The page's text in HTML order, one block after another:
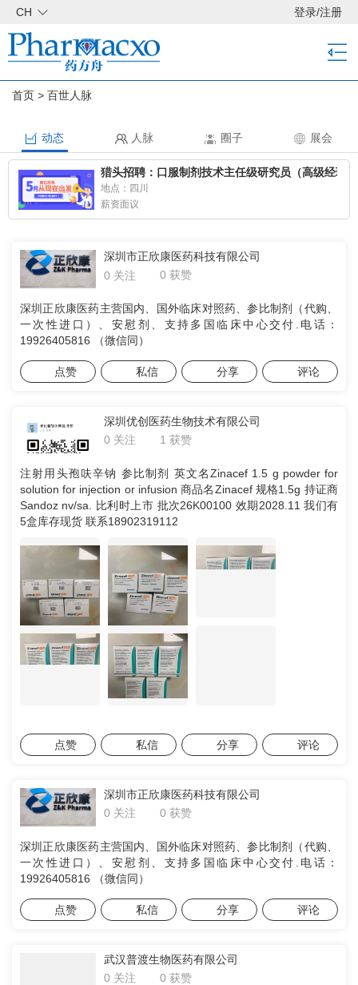
CH 登录/注册
首页 > 百世人脉
动态 人脉 圈子 展会
猎头招聘：口服制剂技术主任级研究员（高级经理/
地点：四川
薪资面议
深圳市正欣康医药科技有限公司
0 关注
0 获赞
深圳正欣康医药主营国内、国外临床对照药、参比制剂（代购、
一次性进口）、安慰剂、支持多国临床中心交付.电话：
19926405816 （微信同）
点赞 私信 分享 评论
深圳优创医药生物技术有限公司
0 关注
1 获赞
注射用头孢呋辛钠 参比制剂 英文名Zinacef 1.5 g powder for
solution for injection or infusion 商品名Zinacef 规格1.5g 持证商
Sandoz nv/sa. 比利时上市 批次26K00100 效期2028.11 我们有
5盒库存现货 联系18902319112
点赞 私信 分享 评论
深圳市正欣康医药科技有限公司
0 关注
0 获赞
深圳正欣康医药主营国内、国外临床对照药、参比制剂（代购、
一次性进口）、安慰剂、支持多国临床中心交付.电话：
19926405816 （微信同）
点赞 私信 分享 评论
武汉普渡生物医药有限公司
0 关注
0 获赞